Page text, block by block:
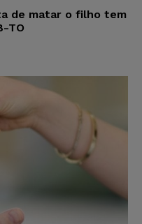
de matar o filho tem
TO